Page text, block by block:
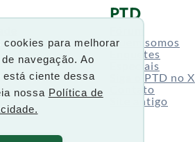
para melhorar
navegação. Ao
ciente dessa
nossa Política de
PTD
Quem somos
Enquetes
Especiais
Siga o PTD no X
Contato
Site antigo